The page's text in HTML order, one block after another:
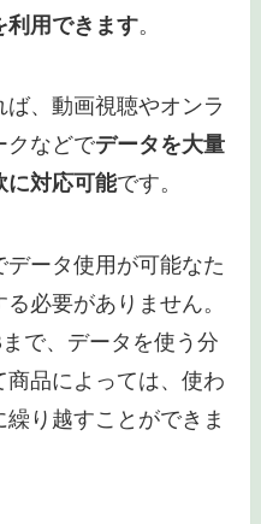
利用できます。
、動画視聴やオンラ
クなどでデータを大量
に対応可能です。
データ使用が可能なた
必要がありません。
で、データを使う分
品によっては、使わ
り越すことができま